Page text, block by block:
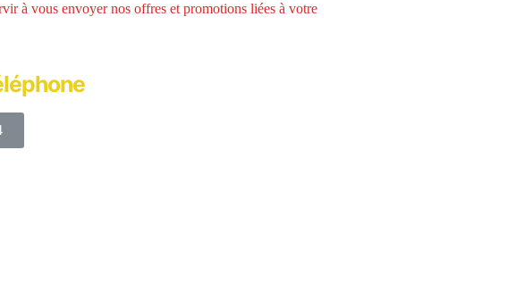
à vous envoyer nos offres et promotions liées à votre